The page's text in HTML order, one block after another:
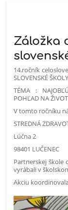
Záložka
14.ročník
SLOVENSKÉ ŠKOLY
TÉMA :
POHĽAD NA ŽIVOT
V tomto ročníku
STREDNÁ
Lúčna 2
98401 LUČENEC
Partnerskej škole
vyrábali v
Akciu